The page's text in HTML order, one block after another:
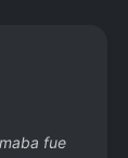
fue